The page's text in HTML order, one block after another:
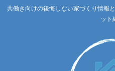
共働き向けの後悔しない家づくり情報
ット